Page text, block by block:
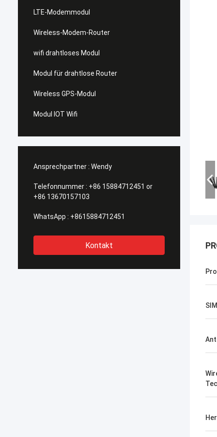
LTE-Modemmodul
Wireless-Modem-Router
wifi drahtloses Modul
Modul für drahtlose Router
Wireless GPS-Modul
Modul IOT Wifi
Ansprechpartner : Wendy
Telefonnummer : +86 15884712451 or
+86 13670157103
WhatsApp : +8615884712451
Kontakt